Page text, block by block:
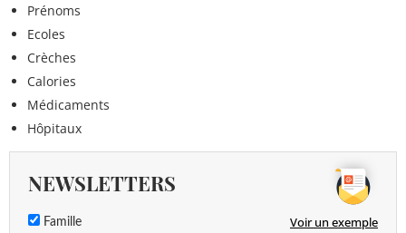
Prénoms
Ecoles
Crèches
Calories
Médicaments
Hôpitaux
NEWSLETTERS
Famille Voir un exemple